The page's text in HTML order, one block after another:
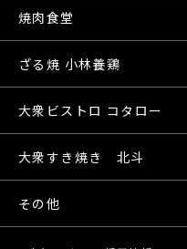
焼肉食堂
ざる焼 小林養鶏
大衆ビストロ コタロー
大衆すき焼き 北斗
その他